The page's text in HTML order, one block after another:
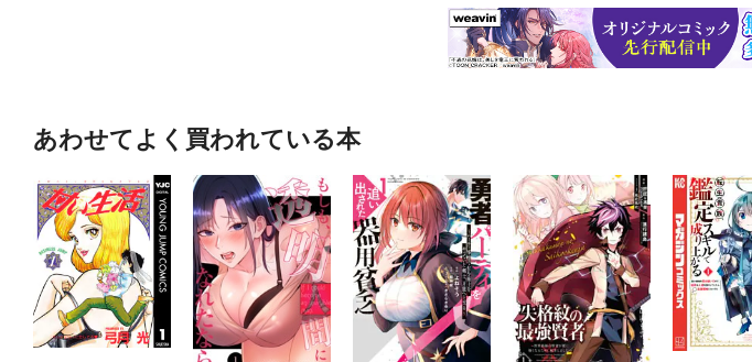
あわせてよく買われている本